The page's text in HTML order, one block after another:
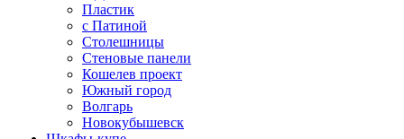
Пластик
с Патиной
Столешницы
Стеновые панели
Кошелев проект
Южный город
Волгарь
Новокубышевск